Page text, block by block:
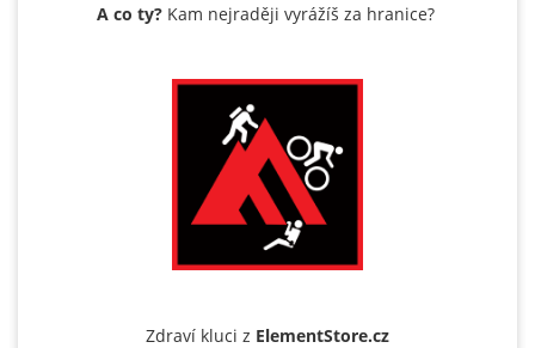
A co ty?Kam nejraději vyrážíš za hranice?
Zdraví kluci z ElementStore.cz